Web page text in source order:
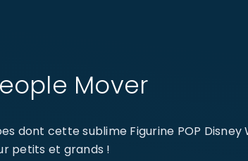
Mover
dont cette sublime Figurine POP Disney
petits et grands !